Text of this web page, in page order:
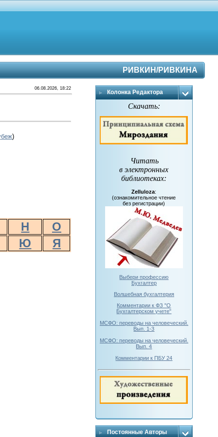
РИВКИН/РИВКИНА
06.08.2026, 18:22
)
Н
О
Ю Я
Колонка Редактора
Скачать:
Читать
в электронных
библиотеках:
Zelluloza:
(ознакомительное чтение
без регистрации)
Выбери профессию
Бухгалтер
Волшебная бухгалтерия
Комментарии к ФЗ "О
Бухгалтерском учете"
МСФО: переводы на человеческий.
Вып. 1-3
МСФО: переводы на человеческий.
Вып. 4
Комментарии к ПБУ 24
Постоянные Авторы